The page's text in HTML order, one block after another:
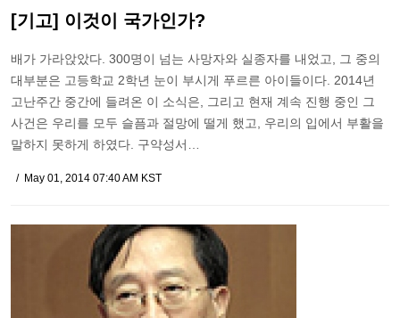
[기고] 이것이 국가인가?
배가 가라앉았다. 300명이 넘는 사망자와 실종자를 내었고, 그 중의
대부분은 고등학교 2학년 눈이 부시게 푸르른 아이들이다. 2014년
고난주간 중간에 들려온 이 소식은, 그리고 현재 계속 진행 중인 그
사건은 우리를 모두 슬픔과 절망에 떨게 했고, 우리의 입에서 부활을
말하지 못하게 하였다. 구약성서…
May 01, 2014 07:40 AM KST